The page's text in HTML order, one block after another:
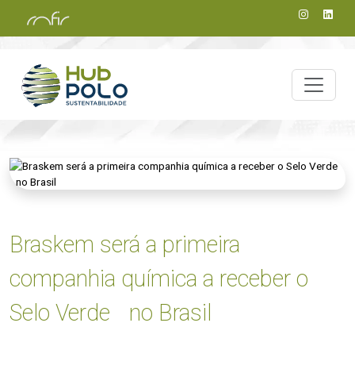
Braskem será a primeira
companhia química a receber o
Selo Verde no Brasil